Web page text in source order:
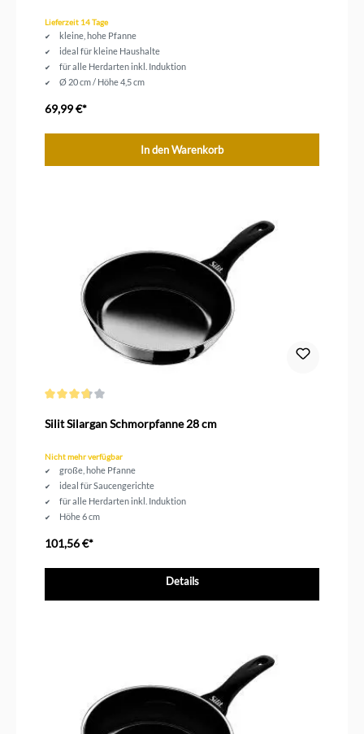
Lieferzeit 14 Tage
kleine, hohe Pfanne
ideal für kleine Haushalte
für alle Herdarten inkl. Induktion
Ø 20 cm / Höhe 4,5 cm
69,99 €*
In den Warenkorb
Silit Silargan Schmorpfanne 28 cm
Nicht mehr verfügbar
große, hohe Pfanne
ideal für Saucengerichte
für alle Herdarten inkl. Induktion
Höhe 6 cm
101,56 €*
Details